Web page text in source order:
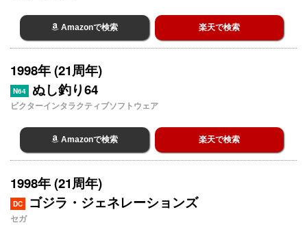
Amazonで検索 楽天で検索
1998年 (21周年)
N64 ぬし釣り64
ビクターインタラクティブソフトウェア
Amazonで検索 楽天で検索
1998年 (21周年)
DC ゴジラ・ジェネレーションズ
セガ